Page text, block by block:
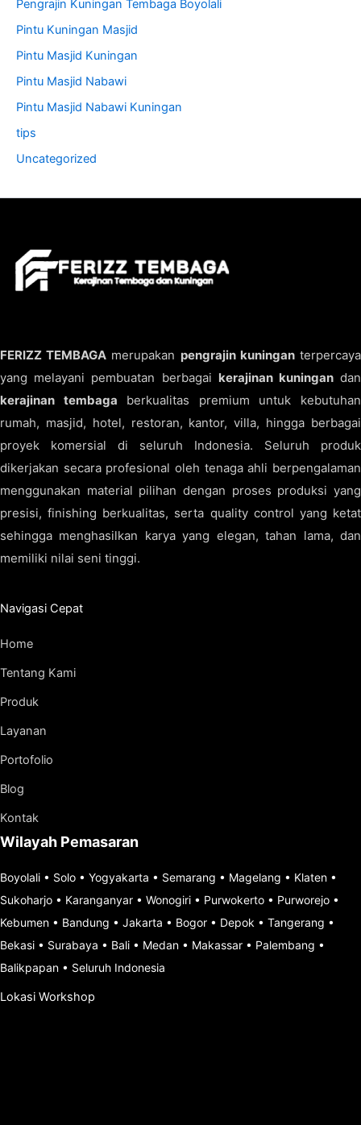
Pengrajin Kuningan Tembaga Boyolali
Pintu Kuningan Masjid
Pintu Masjid Kuningan
Pintu Masjid Nabawi
Pintu Masjid Nabawi Kuningan
tips
Uncategorized
FERIZZ TEMBAGA merupakan pengrajin kuninganterpercaya
yang melayani pembuatan berbagai kerajinan kuningandan
kerajinan tembaga berkualitas premium untuk kebutuhan
rumah, masjid, hotel, restoran, kantor, villa, hingga berbagai
proyek komersial di seluruh Indonesia. Seluruh produk
dikerjakan secara profesional oleh tenaga ahli berpengalaman
menggunakan material pilihan dengan proses produksi yang
presisi, finishing berkualitas, serta quality control yang ketat
sehingga menghasilkan karya yang elegan, tahan lama, dan
memiliki nilai seni tinggi.
Navigasi Cepat
Home
Tentang Kami
Produk
Layanan
Portofolio
Blog
Kontak
Wilayah Pemasaran
Boyolali • Solo • Yogyakarta • Semarang • Magelang • Klaten •
Sukoharjo • Karanganyar • Wonogiri • Purwokerto • Purworejo •
Kebumen • Bandung • Jakarta • Bogor • Depok • Tangerang •
Bekasi • Surabaya • Bali • Medan • Makassar • Palembang •
Balikpapan • Seluruh Indonesia
Lokasi Workshop